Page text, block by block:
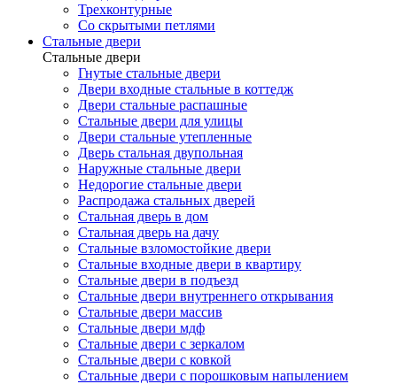
Трехконтурные
Со скрытыми петлями
Стальные двери
Стальные двери
Гнутые стальные двери
Двери входные стальные в коттедж
Двери стальные распашные
Стальные двери для улицы
Двери стальные утепленные
Дверь стальная двупольная
Наружные стальные двери
Недорогие стальные двери
Распродажа стальных дверей
Стальная дверь в дом
Стальная дверь на дачу
Стальные взломостойкие двери
Стальные входные двери в квартиру
Стальные двери в подъезд
Стальные двери внутреннего открывания
Стальные двери массив
Стальные двери мдф
Стальные двери с зеркалом
Стальные двери с ковкой
Стальные двери с порошковым напылением